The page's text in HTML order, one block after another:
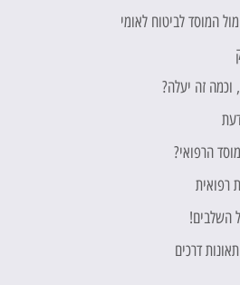
המוסד לביטוח לאומי
וכמה זה יעלה?
הרפואי?
רפואית
השלבים!
דרכים